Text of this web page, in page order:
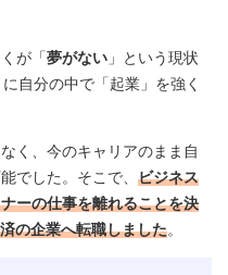
が「夢がない 」という現状
自分の中で「起業」を強く
く、今のキャリアのまま自
でした。そこで、 ビジネス
ーの仕事を離れることを決
の企業へ転職しました。